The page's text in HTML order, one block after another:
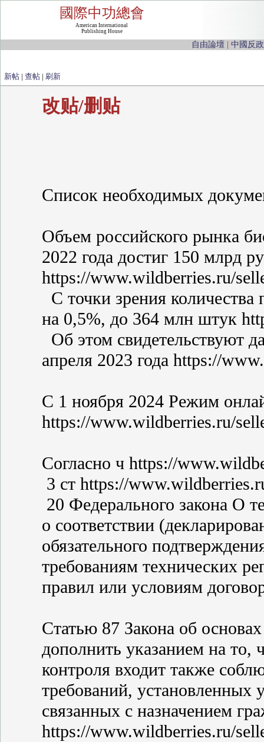
國際中功總會
American International
Publishing House
自由論壇 中國反
新帖 | 查帖 | 刷新
改贴/删贴
Список необходимых
Объем российского рынка
2022 года достиг 150 млрд
https://www.wildberries.ru/
С точки зрения
на 0,5%, до 364 млн штук
Об этом свидетельствуют
апреля 2023 года https://
С 1 ноября 2024 Режим
https://www.wildberries.ru/
Согласно ч https://
3 ст https://
20 Федерального закона О
о соответствии
обязательного
требованиям технических
правил или условиям
Статью 87 Закона об
дополнить указанием на то,
контроля входит также
требований,
связанных с назначением
https://www.wildberries.ru/